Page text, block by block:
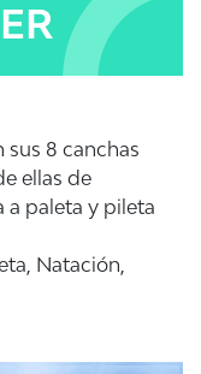
sus 8 canchas
ellas de
a paleta y pileta
Natación,